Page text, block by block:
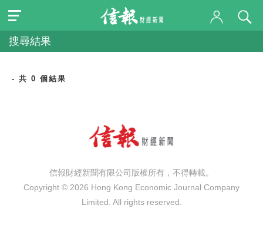
搜尋結果
- 共 0 個結果
信報財經新聞有限公司版權所有，不得轉載。
Copyright © 2026 Hong Kong Economic Journal Company
Limited. All rights reserved.